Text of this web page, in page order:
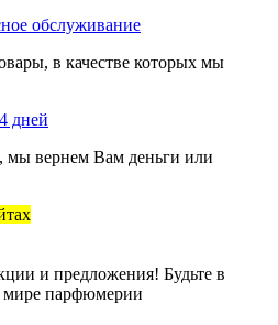
обслуживание
в качестве которых мы
дней
мы вернем Вам деньги или
и предложения! Будьте в
мире парфюмерии